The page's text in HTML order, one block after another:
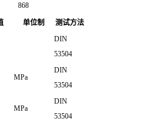
868
单位制 测试方法
DIN
53504
MPa
DIN
53504
MPa
DIN
53504